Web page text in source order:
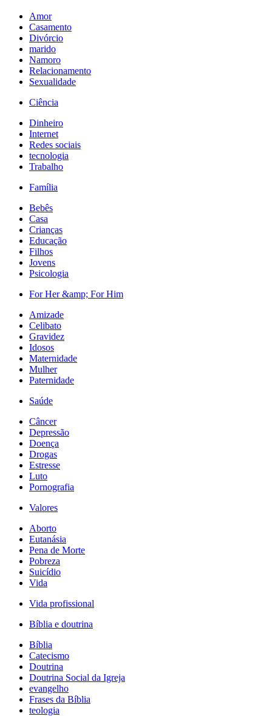
Amor
Casamento
Divórcio
marido
Namoro
Relacionamento
Sexualidade
Ciência
Dinheiro
Internet
Redes sociais
tecnologia
Trabalho
Família
Bebês
Casa
Crianças
Educação
Filhos
Jovens
Psicologia
For Her &amp; For Him
Amizade
Celibato
Gravidez
Idosos
Maternidade
Mulher
Paternidade
Saúde
Câncer
Depressão
Doença
Drogas
Estresse
Luto
Pornografia
Valores
Aborto
Eutanásia
Pena de Morte
Pobreza
Suicídio
Vida
Vida profissional
Bíblia e doutrina
Bíblia
Catecismo
Doutrina
Doutrina Social da Igreja
evangelho
Frases da Bíblia
teologia